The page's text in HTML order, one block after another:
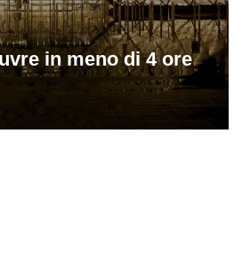
in meno di 4 ore